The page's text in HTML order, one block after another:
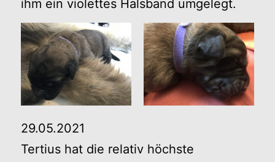
ihm ein violettes Halsband umgelegt.
29.05.2021
Tertius hat die relativ höchste